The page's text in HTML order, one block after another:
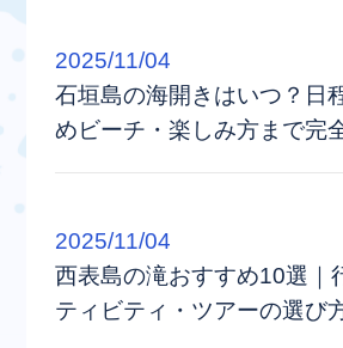
2025/11/04
石垣島の海開きはいつ？日
めビーチ・楽しみ方まで完
2025/11/04
西表島の滝おすすめ10選｜
ティビティ・ツアーの選び